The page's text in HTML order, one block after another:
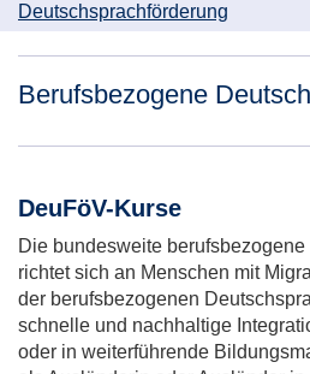
Deutschsprachförderung
Berufsbezogene
DeuFöV-Kurse
Die bundesweite
richtet sich an Menschen mit
der berufsbezogenen
schnelle und nachhaltige
oder in weiterführende